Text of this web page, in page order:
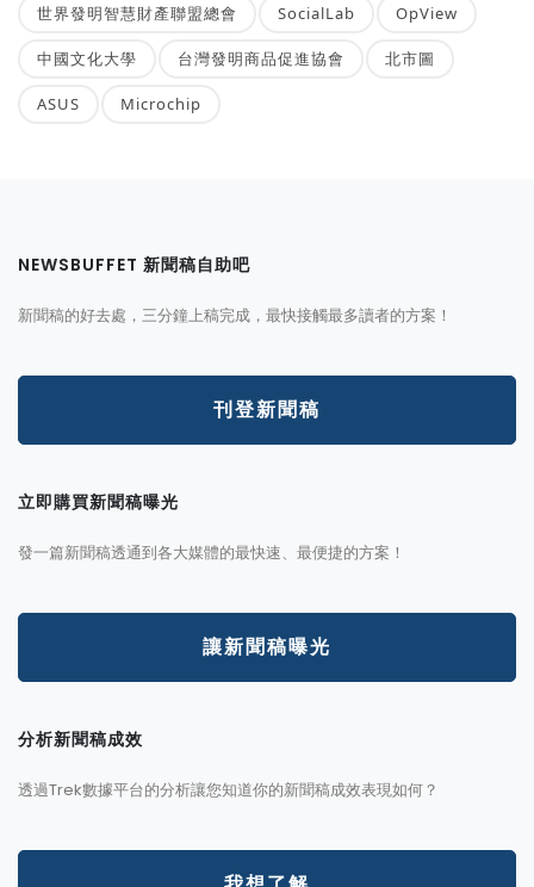
世界發明智慧財產聯盟總會 SocialLab OpView
中國文化大學 台灣發明商品促進協會 北市圖
ASUS Microchip
NEWSBUFFET 新聞稿自助吧
新聞稿的好去處，三分鐘上稿完成，最快接觸最多讀者的方案！
刊登新聞稿
立即購買新聞稿曝光
發一篇新聞稿透通到各大媒體的最快速、最便捷的方案！
讓新聞稿曝光
分析新聞稿成效
透過Trek數據平台的分析讓您知道你的新聞稿成效表現如何？